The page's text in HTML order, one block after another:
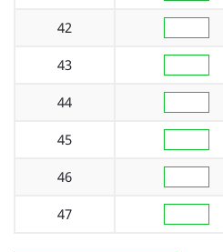
42
43
44
45
46
47